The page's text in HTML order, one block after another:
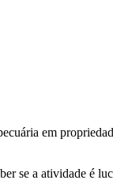
em
se a atividade é